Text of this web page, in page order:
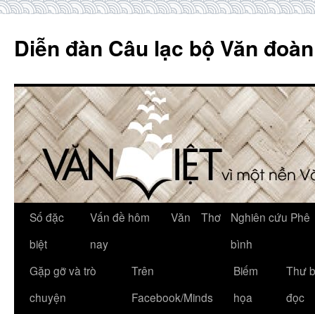
content
Diễn đàn Câu lạc bộ Văn
Số đặc
biệt
Vấn đề hôm
nay
Văn Thơ
Nghiên cứu Phê
bình
Gặp gỡ và trò
chuyện
Trên
Facebook/Minds
Biếm
họa
Thư
đọc